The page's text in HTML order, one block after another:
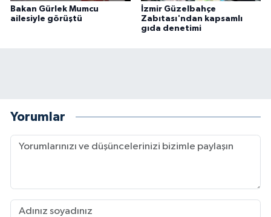
Bakan Gürlek Mumcu
ailesiyle görüştü
İzmir Güzelbahçe
Zabıtası'ndan kapsamlı
gıda denetimi
Yorumlar